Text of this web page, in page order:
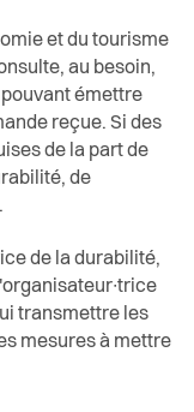
et du tourisme
au besoin,
émettre
reçue. Si des
de la part de
de
de la durabilité,
transmettre les
mesures à mettre